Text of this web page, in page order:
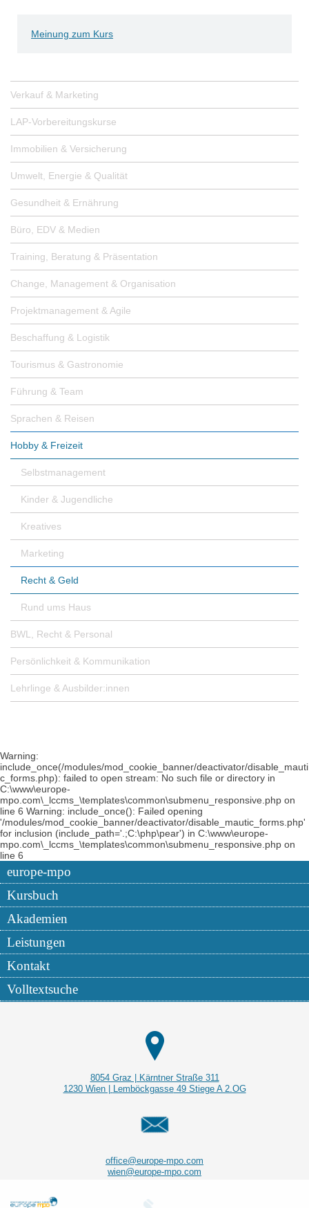
Meinung zum Kurs
Verkauf & Marketing
LAP-Vorbereitungskurse
Immobilien & Versicherung
Umwelt, Energie & Qualität
Gesundheit & Ernährung
Büro, EDV & Medien
Training, Beratung & Präsentation
Change, Management & Organisation
Projektmanagement & Agile
Beschaffung & Logistik
Tourismus & Gastronomie
Führung & Team
Sprachen & Reisen
Hobby & Freizeit
Selbstmanagement
Kinder & Jugendliche
Kreatives
Marketing
Recht & Geld
Rund ums Haus
BWL, Recht & Personal
Persönlichkeit & Kommunikation
Lehrlinge & Ausbilder:innen
Warning:
include_once(/modules/mod_cookie_banner/deactivator/disable_mauti
c_forms.php): failed to open stream: No such file or directory in
C:\www\europe-
mpo.com\_lccms_\templates\common\submenu_responsive.php on
line 6 Warning: include_once(): Failed opening
'/modules/mod_cookie_banner/deactivator/disable_mautic_forms.php'
for inclusion (include_path='.;C:\php\pear') in C:\www\europe-
mpo.com\_lccms_\templates\common\submenu_responsive.php on
line 6
europe-mpo
Kursbuch
Akademien
Leistungen
Kontakt
Volltextsuche
8054 Graz | Kärntner Straße 311
1230 Wien |
Lemböckgasse49 Stiege A 2.OG
office@europe-mpo.com
wien@europe-mpo.com